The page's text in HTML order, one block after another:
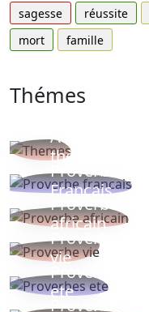
sagesse
réussite
mort
famille
Thémes
Autres
thèmes
Proverbe
Français
Proverbe
africain
Proverbe
vie
Proverbes
ete
Proverbe